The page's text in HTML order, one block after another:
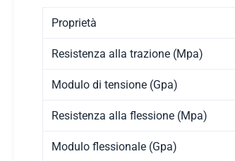
Proprietà
Resistenza alla trazione (Mpa)
Modulo di tensione (Gpa)
Resistenza alla flessione (Mpa)
Modulo flessionale (Gpa)